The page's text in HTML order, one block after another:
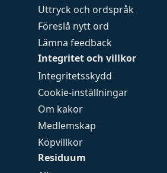
Uttryck och ordspråk
Föreslå nytt ord
Lämna feedback
Integritet och villkor
Integritetsskydd
Cookie-inställningar
Om kakor
Medlemskap
Köpvillkor
Residuum